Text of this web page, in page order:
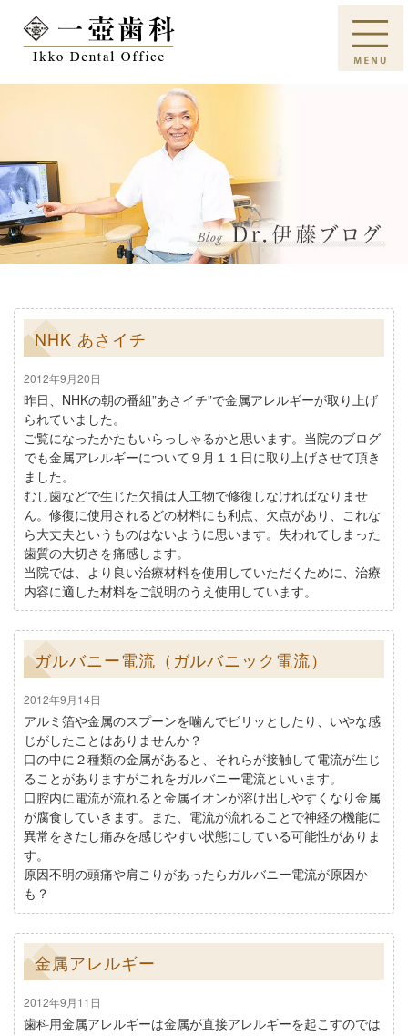
NHK あさイチ
2012年9月20日
昨日、NHKの朝の番組”あさイチ”で金属アレルギーが取り上げ
られていました。
ご覧になったかたもいらっしゃるかと思います。当院のブログ
でも金属アレルギーについて９月１１日に取り上げさせて頂き
ました。
むし歯などで生じた欠損は人工物で修復しなければなりませ
ん。修復に使用されるどの材料にも利点、欠点があり、これな
ら大丈夫というものはないように思います。失われてしまった
歯質の大切さを痛感します。
当院では、より良い治療材料を使用していただくために、治療
内容に適した材料をご説明のうえ使用しています。
ガルバニー電流（ガルバニック電流）
2012年9月14日
アルミ箔や金属のスプーンを噛んでビリッとしたり、いやな感
じがしたことはありませんか？
口の中に２種類の金属があると、それらが接触して電流が生じ
ることがありますがこれをガルバニー電流といいます。
口腔内に電流が流れると金属イオンが溶け出しやすくなり金属
が腐食していきます。また、電流が流れることで神経の機能に
異常をきたし痛みを感じやすい状態にしている可能性がありま
す。
原因不明の頭痛や肩こりがあったらガルバニー電流が原因か
も？
金属アレルギー
2012年9月11日
歯科用金属アレルギーは金属が直接アレルギーを起こすのでは